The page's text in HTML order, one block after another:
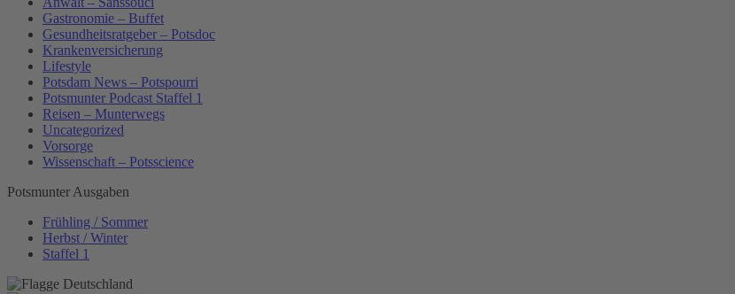
Gastronomie – Buffet
Gesundheitsratgeber – Potsdoc
Krankenversicherung
Lifestyle
Potsdam News – Potspourri
Potsmunter Podcast Staffel 1
Reisen – Munterwegs
Uncategorized
Vorsorge
Wissenschaft – Potsscience
Potsmunter Ausgaben
Frühling / Sommer
Herbst / Winter
Staffel 1